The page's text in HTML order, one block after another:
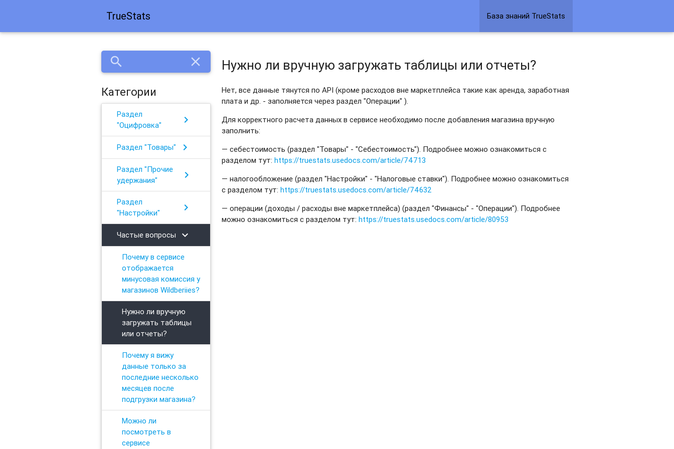
TrueStats База знаний TrueStats
search close
Категории
Раздел
"Оцифровка"
chevron_right
Раздел "Товары" chevron_right
Раздел "Прочие
удержания"
chevron_right
Раздел
"Настройки"
chevron_right
Частые вопросы chevron_right
Почему в сервисе
отображается
минусовая комиссия у
магазинов Wildberiies?
Нужно ли вручную
загружать таблицы
или отчеты?
Почему я вижу
данные только за
последние несколько
месяцев после
подгрузки магазина?
Можно ли
посмотреть в
сервисе
Нужно ли вручную загружать таблицы или отчеты?
Нет, все данные тянутся по API (кроме расходов вне маркетплейса такие как аренда, заработная
плата и др. - заполняется через раздел "Операции" ).
Для корректного расчета данных в сервисе необходимо после добавления магазина вручную
заполнить:
— себестоимость (раздел "Товары" - "Себестоимость"). Подробнее можно ознакомиться с
разделом тут:https://truestats.usedocs.com/article/74713
— налогообложение (раздел "Настройки" - "Налоговые ставки"). Подробнее можно ознакомиться
с разделом тут:https://truestats.usedocs.com/article/74632
— операции (доходы / расходы вне маркетплейса) (раздел "Финансы" - "Операции"). Подробнее
можно ознакомиться с разделом тут:https://truestats.usedocs.com/article/80953